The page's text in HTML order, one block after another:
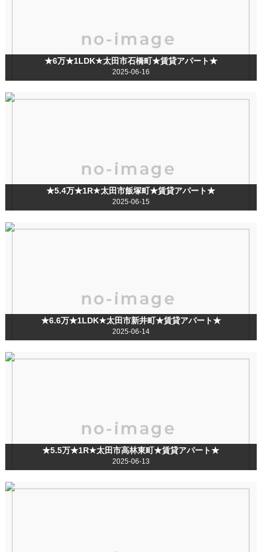
★6万★1LDK★太田市石橋町★賃貸アパート★
2025-06-16
★5.4万★1R★太田市飯塚町★賃貸アパート★
2025-06-15
★6.6万★1LDK★太田市新井町★賃貸アパート★
2025-06-14
★5.5万★1R★太田市高林東町★賃貸アパート★
2025-06-13